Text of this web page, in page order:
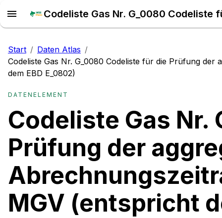
Start / Daten Atlas /
Codeliste Gas Nr. G_0080 Codeliste für die Prüfung
dem EBD E_0802)
DATENELEMENT
Codeliste Gas
Prüfung der
MGV (entspricht